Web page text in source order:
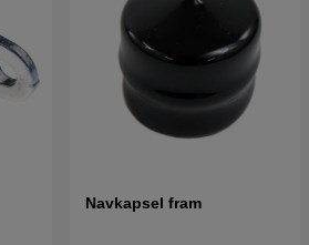
och reservdelslista till
2009-02 (96041006202)
och reservdelslista till
2010-04 (96041006203)
och reservdelslista till
Navkapsel fram